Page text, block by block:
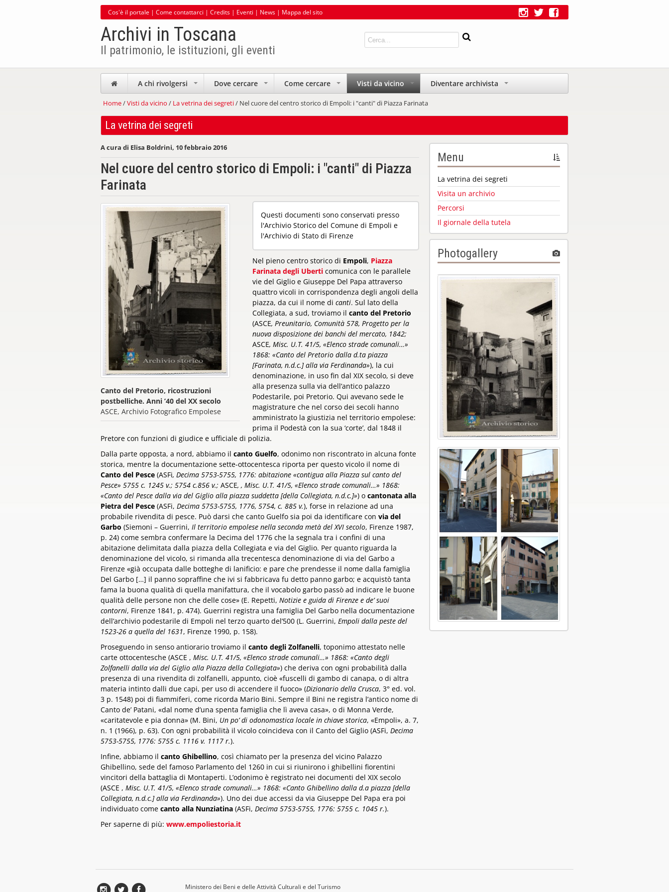
Cos'è il portale | Come contattarci | Credits | Eventi | News | Mappa del sito
Archivi in Toscana
Il patrimonio, le istituzioni, gli eventi
A chi rivolgersi Dove cercare Come cercare +
Visti da vicino Diventare archivista
Home/Visti da vicino / La vetrina dei segreti/ Nel cuore del centro storico di Empoli: i "canti" di Piazza Farinata
La vetrina dei segreti
A cura di Elisa Boldrini, 10 febbraio 2016
Nel cuore del centro storico di Empoli: i "canti" di Piazza
Farinata
Canto del Pretorio, ricostruzioni
postbelliche. Anni ’40 del XX secolo
ASCE, Archivio Fotografico Empolese
Questi documenti sono conservati presso
l'Archivio Storico del Comune di Empoli e
l'Archivio di Stato di Firenze
Nel pieno centro storico di Empoli, Piazza
Farinata degli Uberti comunica con le parallele
vie del Giglio e Giuseppe Del Papa attraverso
quattro vicoli in corrispondenza degli angoli della
piazza, da cui il nome di canti. Sul lato della
Collegiata, a sud, troviamo il canto del Pretorio
(ASCE, Preunitario, Comunità 578, Progetto per la
nuova disposizione dei banchi del mercato, 1842;
ASCE, Misc. U.T. 41/5, «Elenco strade comunali…»
1868: «Canto del Pretorio dalla d.ta piazza
[Farinata, n.d.c.] alla via Ferdinanda»), la cui
denominazione, in uso fin dal XIX secolo, si deve
alla presenza sulla via dell’antico palazzo
Podestarile, poi Pretorio. Qui avevano sede le
magistrature che nel corso dei secoli hanno
amministrato la giustizia nel territorio empolese:
prima il Podestà con la sua ‘corte’, dal 1848 il
Pretore con funzioni di giudice e ufficiale di polizia.
Dalla parte opposta, a nord, abbiamo il canto Guelfo, odonimo non riscontrato in alcuna fonte
storica, mentre la documentazione sette-ottocentesca riporta per questo vicolo il nome di
Canto del Pesce (ASFi, Decima 5753-5755, 1776: abitazione «contigua alla Piazza sul canto del
Pesce» 5755 c. 1245 v.; 5754 c.856 v.; ASCE, , Misc. U.T. 41/5, «Elenco strade comunali…» 1868:
«Canto del Pesce dalla via del Giglio alla piazza suddetta [della Collegiata, n.d.c.]») o cantonata alla
Pietra del Pesce (ASFi, Decima 5753-5755, 1776, 5754, c. 885 v.), forse in relazione ad una
probabile rivendita di pesce. Può darsi che canto Guelfo sia poi da identificare con via del
Garbo (Siemoni – Guerrini, Il territorio empolese nella seconda metà del XVI secolo, Firenze 1987,
p. 24) come sembra confermare la Decima del 1776 che la segnala tra i confini di una
abitazione delimitata dalla piazza della Collegiata e via del Giglio. Per quanto riguarda la
denominazione del vicolo, si rimanda alla trecentesca denominazione di via del Garbo a
Firenze «già occupata dalle botteghe di lanificio: e pare che prendesse il nome dalla famiglia
Del Garbo […] il panno sopraffine che ivi si fabbricava fu detto panno garbo; e acquistò tanta
fama la buona qualità di quella manifattura, che il vocabolo garbo passò ad indicare le buone
qualità delle persone non che delle cose» (E. Repetti, Notizie e guida di Firenze e de’ suoi
contorni, Firenze 1841, p. 474). Guerrini registra una famiglia Del Garbo nella documentazione
dell’archivio podestarile di Empoli nel terzo quarto del’500 (L. Guerrini, Empoli dalla peste del
1523-26 a quella del 1631, Firenze 1990, p. 158).
Proseguendo in senso antiorario troviamo il canto degli Zolfanelli, toponimo attestato nelle
carte ottocentesche (ASCE , Misc. U.T. 41/5, «Elenco strade comunali…» 1868: «Canto degli
Zolfanelli dalla via del Giglio alla Piazza della Collegiata») che deriva con ogni probabilità dalla
presenza di una rivendita di zolfanelli, appunto, cioè «fuscelli di gambo di canapa, o di altra
materia intinto dalli due capi, per uso di accendere il fuoco» (Dizionario della Crusca, 3° ed. vol.
3 p. 1548) poi di fiammiferi, come ricorda Mario Bini. Sempre il Bini ne registra l’antico nome di
Canto de’ Patani, «dal nome d’una spenta famiglia che lì aveva casa», o di Monna Verde,
«caritatevole e pia donna» (M. Bini, Un po’ di odonomastica locale in chiave storica, «Empoli», a. 7,
n. 1 (1966), p. 63). Con ogni probabilità il vicolo coincideva con il Canto del Giglio (ASFi, Decima
5753-5755, 1776: 5755 c. 1116 v. 1117 r.).
Infine, abbiamo il canto Ghibellino, così chiamato per la presenza del vicino Palazzo
Ghibellino, sede del famoso Parlamento del 1260 in cui si riunirono i ghibellini fiorentini
vincitori della battaglia di Montaperti. L’odonimo è registrato nei documenti del XIX secolo
(ASCE , Misc. U.T. 41/5, «Elenco strade comunali…» 1868: «Canto Ghibellino dalla d.a piazza [della
Collegiata, n.d.c.] alla via Ferdinanda»). Uno dei due accessi da via Giuseppe Del Papa era poi
individuato come canto alla Nunziatina (ASFi, Decima 5753-5755, 1776: 5755 c. 1045 r.).
Per saperne di più: www.empoliestoria.it
Menu
La vetrina dei segreti
Visita un archivio
Percorsi
Il giornale della tutela
Photogallery
Ministero dei Beni e delle Attività Culturali e del Turismo